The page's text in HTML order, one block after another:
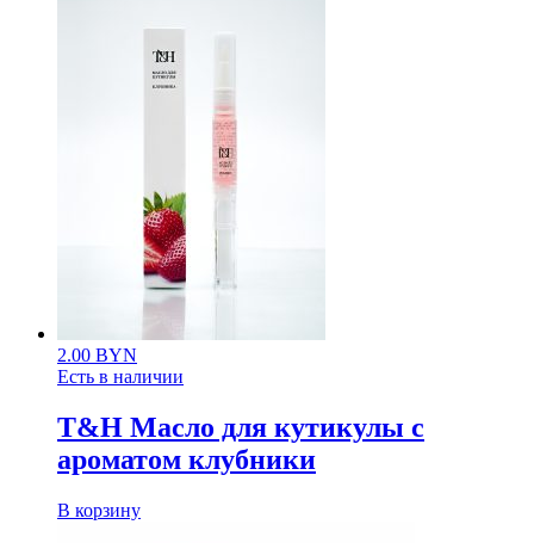
2.00 BYN
Есть в наличии
T&H Масло для кутикулы с
ароматом клубники
В корзину